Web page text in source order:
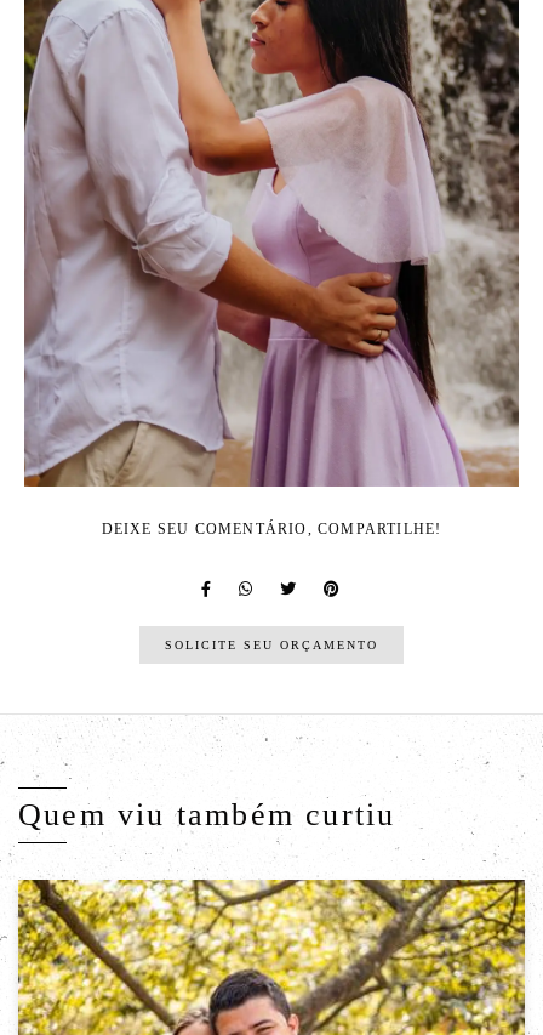
DEIXE SEU COMENTÁRIO, COMPARTILHE!
SOLICITE SEU ORÇAMENTO
Quem viu também curtiu